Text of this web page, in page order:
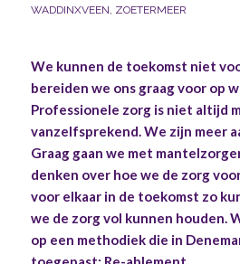
WADDINXVEEN, ZOETERMEER
We kunnen de toekomst niet
bereiden we ons graag voor op
Professionele zorg is niet altijd
vanzelfsprekend. We zijn meer
Graag gaan we met
denken over hoe we de zorg
voor elkaar in de toekomst zo
we de zorg vol kunnen houden.
op een methodiek die in